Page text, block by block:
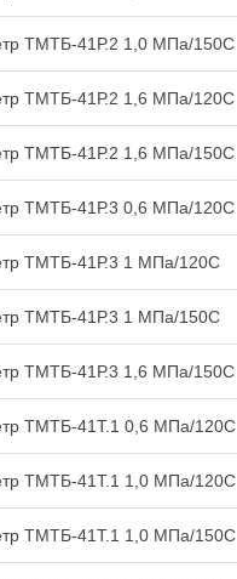
ТМТБ-41Р.2 1,0 МПа/150С
ТМТБ-41Р.2 1,6 МПа/120С
ТМТБ-41Р.2 1,6 МПа/150С
ТМТБ-41Р.3 0,6 МПа/120С
ТМТБ-41Р.3 1 МПа/120С
ТМТБ-41Р.3 1 МПа/150С
ТМТБ-41Р.3 1,6 МПа/150С
ТМТБ-41Т.1 0,6 МПа/120С
ТМТБ-41Т.1 1,0 МПа/120С
ТМТБ-41Т.1 1,0 МПа/150С